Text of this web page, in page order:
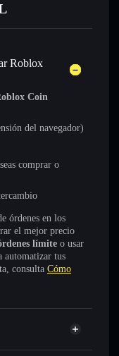
Roblox
Coin
del navegador)
comprar o
órdenes en los
el mejor precio
límite o usar
automatizar tus
consulta Cómo